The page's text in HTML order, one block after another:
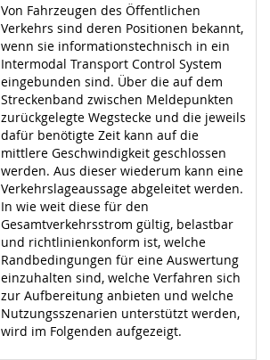
Von Fahrzeugen des Öffentlichen
Verkehrs sind deren Positionen bekannt,
wenn sie informationstechnisch in ein
Intermodal Transport Control System
eingebunden sind. Über die auf dem
Streckenband zwischen Meldepunkten
zurückgelegte Wegstecke und die jeweils
dafür benötigte Zeit kann auf die
mittlere Geschwindigkeit geschlossen
werden. Aus dieser wiederum kann eine
Verkehrslageaussage abgeleitet werden.
In wie weit diese für den
Gesamtverkehrsstrom gültig, belastbar
und richtlinienkonform ist, welche
Randbedingungen für eine Auswertung
einzuhalten sind, welche Verfahren sich
zur Aufbereitung anbieten und welche
Nutzungsszenarien unterstützt werden,
wird im Folgenden aufgezeigt.